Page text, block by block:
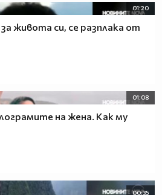
01:20
живота си, се разплака от
01:08
на жена. Как му
00:35